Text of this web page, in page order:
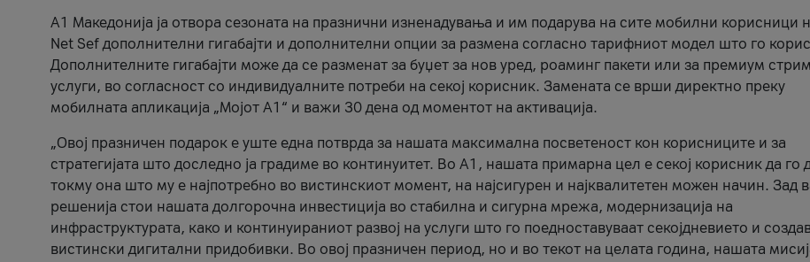
А1 Македонија ја отвора сезоната на празнични изненадувања и им подарува на сите мобилни корисници
Net Sef дополнителни гигабајти и дополнителни опции за размена согласно тарифниот модел што го
Дополнителните гигабајти може да се разменат за буџет за нов уред, роаминг пакети или за премиум
услуги, во согласност со индивидуалните потреби на секој корисник. Замената се врши директно преку
мобилната апликација „Мојот А1“ и важи 30 дена од моментот на активација.
„Овој празничен подарок е уште една потврда за нашата максимална посветеност кон корисниците и за
стратегијата што доследно ја градиме во континуитет. Во А1, нашата примарна цел е секој корисник да го
токму она што му е најпотребно во вистинскиот момент, на најсигурен и најквалитетен можен начин. Зад
решенија стои нашата долгорочна инвестиција во стабилна и сигурна мрежа, модернизација на
инфраструктурата, како и континуираниот развој на услуги што го поедноставуваат секојдневието и
вистински дигитални придобивки. Во овој празничен период, но и во текот на целата година, нашата